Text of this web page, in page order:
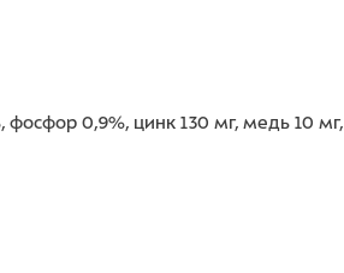
фосфор 0,9%, цинк 130 мг, медь 10 мг,